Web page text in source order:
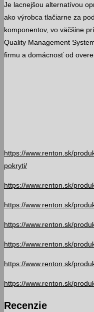
Je lacnejšou alternatívou
ako výrobca tlačiarne za
komponentov, vo väčšine
Quality Management
firmu a domácnosť od
https://www.renton.sk/
pokryti/
https://www.renton.sk/
https://www.renton.sk/
https://www.renton.sk/
https://www.renton.sk/
https://www.renton.sk/
https://www.renton.sk/
Recenzie